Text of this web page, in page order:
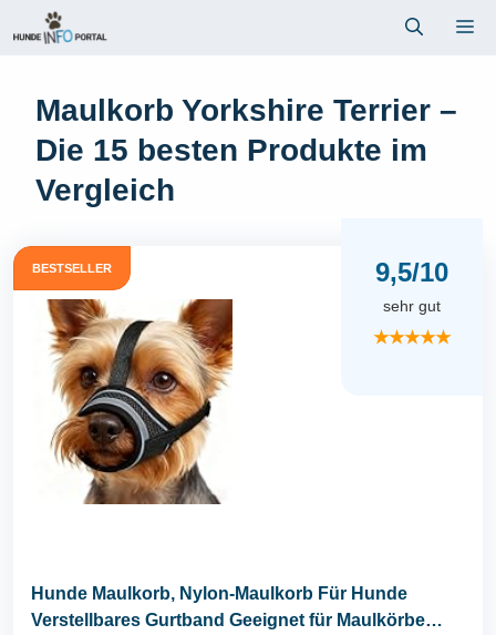
Inhalt
Maulkorb Yorkshire Terrier –
Die 15 besten Produkte im
Vergleich
BESTSELLER 9,5/10
sehr gut
★★★★★
Hunde Maulkorb, Nylon-Maulkorb Für Hunde
Verstellbares Gurtband Geeignet für Maulkörbe